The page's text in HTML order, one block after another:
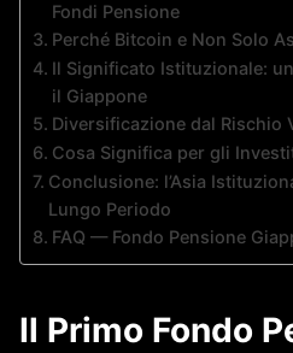
Fondi Pensione
Perché Bitcoin e Non Solo
Il Significato Istituzionale:
il Giappone
Diversificazione dal Rischio
Cosa Significa per gli
Conclusione: l’Asia
Lungo Periodo
FAQ — Fondo Pensione
Il Primo Fondo